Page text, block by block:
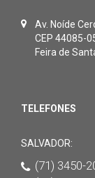
Av. Noíde
CEP 44085-
Feira de
TELEFONES
SALVADOR:
(71) 3450-